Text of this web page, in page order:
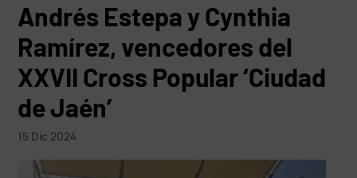
Andrés Estepa y Cynthia
Ramírez, vencedores del
XXVII Cross Popular ‘Ciudad
de Jaén’
15 Dic 2024